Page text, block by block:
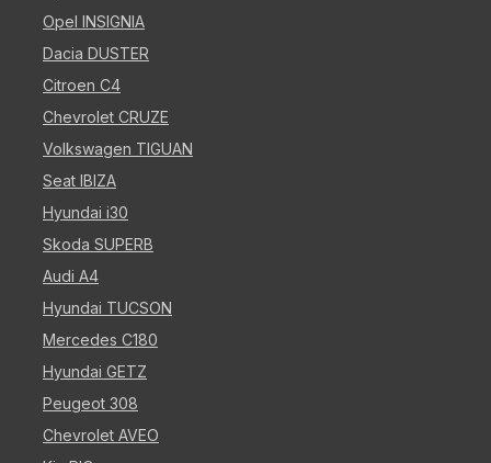
Opel INSIGNIA
Dacia DUSTER
Citroen C4
Chevrolet CRUZE
Volkswagen TIGUAN
Seat IBIZA
Hyundai i30
Skoda SUPERB
Audi A4
Hyundai TUCSON
Mercedes C180
Hyundai GETZ
Peugeot 308
Chevrolet AVEO